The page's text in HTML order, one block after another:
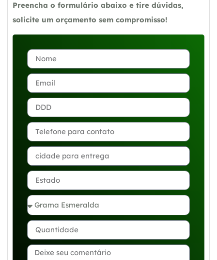
Preencha o formulário abaixo e tire dúvidas,
solicite um orçamento sem compromisso!